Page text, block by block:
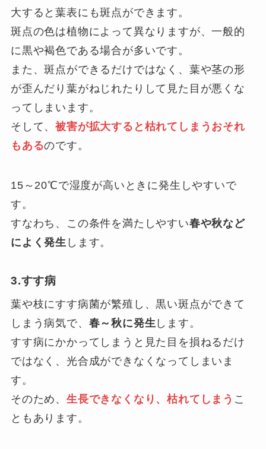
大すると葉表にも斑点ができます。
斑点の色は植物によって異なりますが、一般的
に黒や褐色である場合が多いです。
また、斑点ができるだけではなく、葉や茎の形
が歪んだり葉がねじれたりして見た目が悪くな
ってしまいます。
そして、被害が拡大すると枯れてしまうおそれ
もあるのです。
15～20℃で湿度が高いときに発生しやすいで
す。
すなわち、この条件を満たしやすい春や秋など
によく発生 します。
3.すす病
葉や枝にすす病菌が繁殖し、黒い斑点ができて
しまう病気で、 春～秋に発生 します。
すす病にかかってしまうと見た目を損ねるだけ
ではなく、光合成ができなくなってしまいま
す。
そのため、 生長できなくなり、枯れてしまう こ
ともあります。